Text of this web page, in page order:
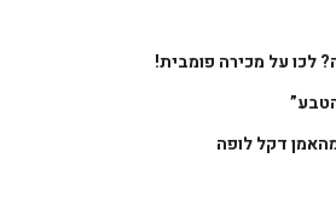
לכו על מכירה פומבית!
דקל לופה